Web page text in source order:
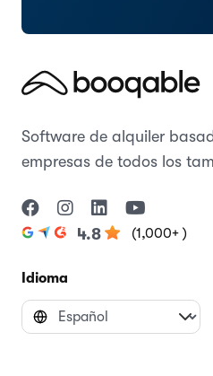
Software de alquiler
empresas de todos los
4.8 (1,000+ )
Idioma